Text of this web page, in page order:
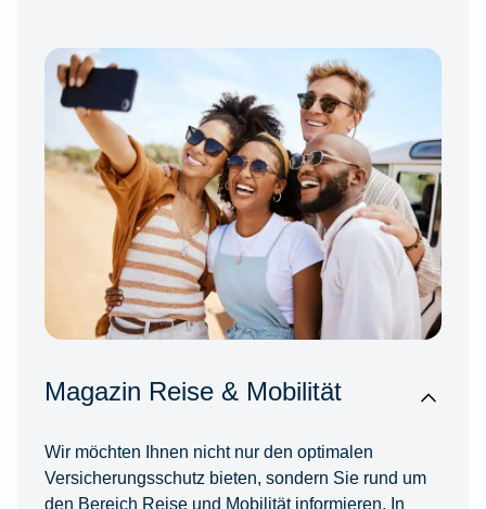
Magazin Reise & Mobilität
Wir möchten Ihnen nicht nur den optimalen
Versicherungsschutz bieten, sondern Sie rund um
den Bereich Reise und Mobilität informieren. In